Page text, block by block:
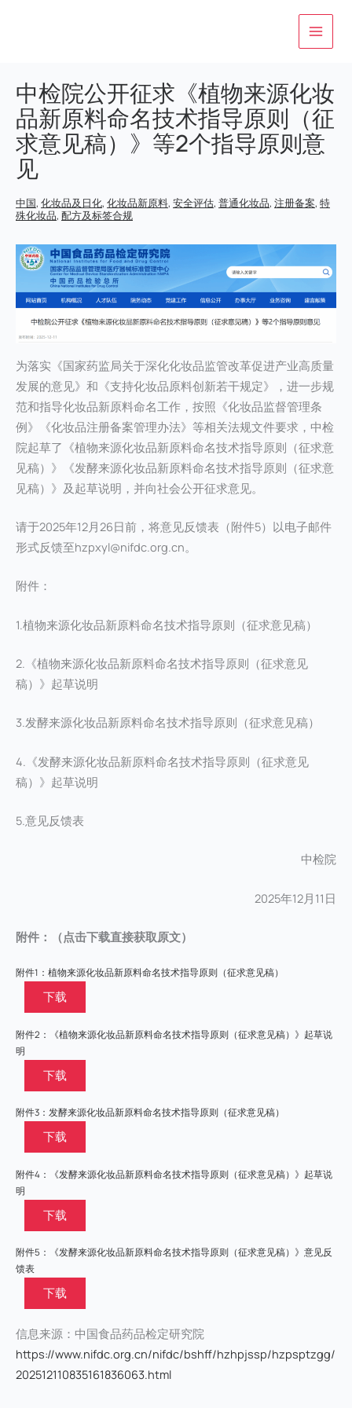
中检院公开征求《植物来源化妆
品新原料命名技术指导原则（征
求意见稿）》等2个指导原则意
见
中国, 化妆品及日化, 化妆品新原料, 安全评估, 普通化妆品, 注册备案, 特
殊化妆品, 配方及标签合规
为落实《国家药监局关于深化化妆品监管改革促进产业高质量
发展的意见》和《支持化妆品原料创新若干规定》，进一步规
范和指导化妆品新原料命名工作，按照《化妆品监督管理条
例》《化妆品注册备案管理办法》等相关法规文件要求，中检
院起草了《植物来源化妆品新原料命名技术指导原则（征求意
见稿）》《发酵来源化妆品新原料命名技术指导原则（征求意
见稿）》及起草说明，并向社会公开征求意见。
请于2025年12月26日前，将意见反馈表（附件5）以电子邮件
形式反馈至hzpxyl@nifdc.org.cn。
附件：
1.植物来源化妆品新原料命名技术指导原则（征求意见稿）
2.《植物来源化妆品新原料命名技术指导原则（征求意见
稿）》起草说明
3.发酵来源化妆品新原料命名技术指导原则（征求意见稿）
4.《发酵来源化妆品新原料命名技术指导原则（征求意见
稿）》起草说明
5.意见反馈表
中检院
2025年12月11日
附件：（点击下载直接获取原文）
附件1：植物来源化妆品新原料命名技术指导原则（征求意见稿）
下载
附件2：《植物来源化妆品新原料命名技术指导原则（征求意见稿）》起草说
明
下载
附件3：发酵来源化妆品新原料命名技术指导原则（征求意见稿）
下载
附件4：《发酵来源化妆品新原料命名技术指导原则（征求意见稿）》起草说
明
下载
附件5：《发酵来源化妆品新原料命名技术指导原则（征求意见稿）》意见反
馈表
下载
信息来源：中国食品药品检定研究院
https://www.nifdc.org.cn/nifdc/bshff/hzhpjssp/hzpsptzgg/
202512110835161836063.html